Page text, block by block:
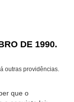
DE 1990.
outras providências.
que o